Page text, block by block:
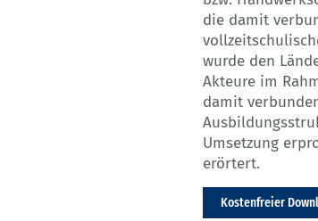
die damit
wurde den
Akteure im
damit
Umsetzung
erörtert.
Kostenfreier